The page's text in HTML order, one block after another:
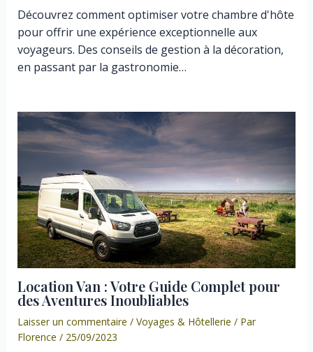
Découvrez comment optimiser votre chambre d'hôte
pour offrir une expérience exceptionnelle aux
voyageurs. Des conseils de gestion à la décoration,
en passant par la gastronomie…
Location Van : Votre Guide Complet pour
des Aventures Inoubliables
Laisser un commentaire / Voyages & Hôtellerie / Par
Florence / 25/09/2023